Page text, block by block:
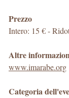
Prezzo
Intero: 15 € -
Altre
www.imarabe.org
Categoria